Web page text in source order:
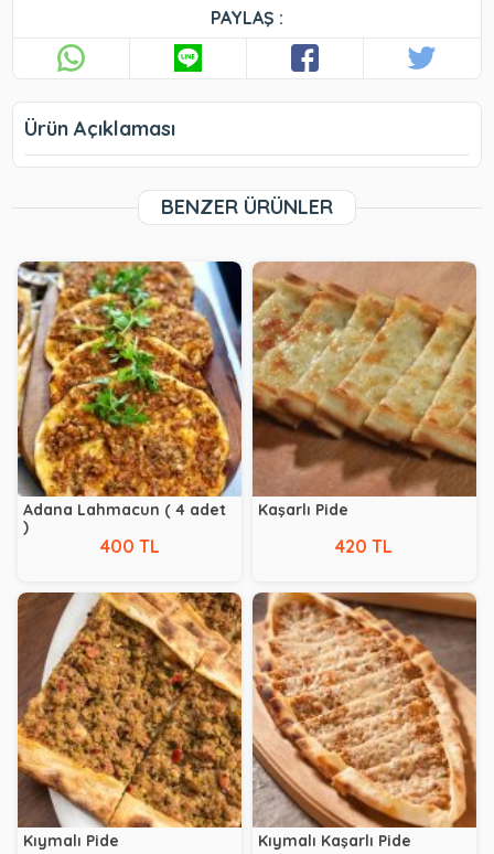
PAYLAŞ :
Ürün Açıklaması
BENZER ÜRÜNLER
Adana Lahmacun ( 4 adet
)
400 TL
Kaşarlı Pide
420 TL
Kıymalı Pide Kıymalı Kaşarlı Pide